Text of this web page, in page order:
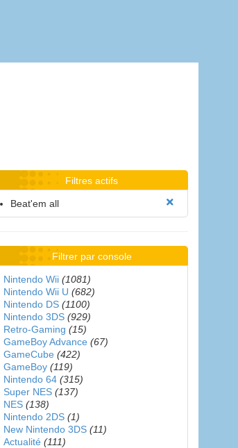
Filtres actifs
Beat'em all
Filtrer par console
Nintendo Wii (1081)
Nintendo Wii U (682)
Nintendo DS (1100)
Nintendo 3DS (929)
Retro-Gaming (15)
GameBoy Advance (67)
GameCube (422)
GameBoy (119)
Nintendo 64 (315)
Super NES (137)
NES (138)
Nintendo 2DS (1)
New Nintendo 3DS (11)
Actualité (111)